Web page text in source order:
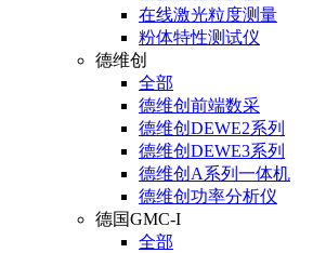
在线激光粒度测量
粉体特性测试仪
德维创
全部
德维创前端数采
德维创DEWE2系列
德维创DEWE3系列
德维创A系列一体机
德维创功率分析仪
德国GMC-I
全部